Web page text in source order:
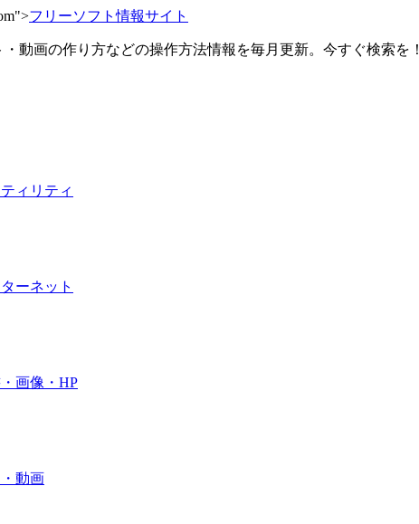
フリーソフト情報サイト
・動画の作り方などの操作方法情報を毎月更新。今すぐ検索を！
ィリティ
ーネット
画像・HP
動画